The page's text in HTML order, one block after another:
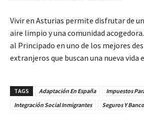
Vivir en Asturias permite disfrutar de
aire limpio y una comunidad
al Principado en uno de los mejores
extranjeros que buscan una nueva vida
TAGS Adaptación En España
Impuestos
Integración Social Inmigrantes
Seguros Y